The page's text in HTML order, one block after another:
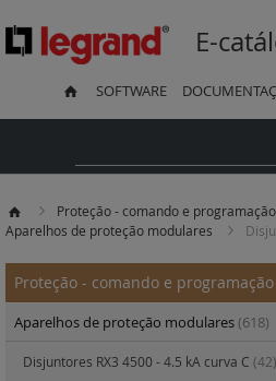
E-
SOFTWARE
Proteção - comando e programação
Aparelhos de proteção modulares
Proteção - comando e programação
Aparelhos de proteção modulares(618)
Disjuntores RX3 4500 - 4.5 kA curva C (42)